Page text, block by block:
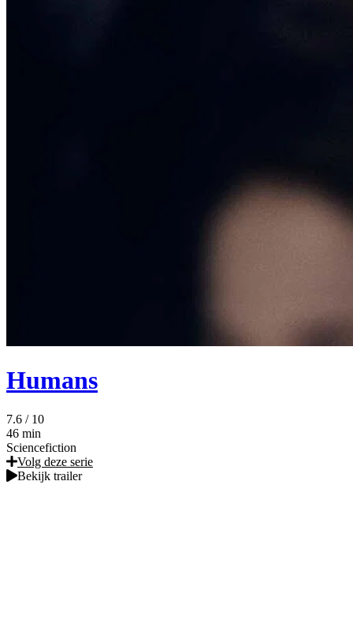
Humans
7.6 / 10
46 min
Sciencefiction
Volg deze serie
Bekijk trailer